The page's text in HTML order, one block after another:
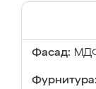
Фасад:
Фурнитура: